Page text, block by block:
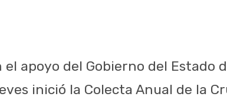
apoyo del Gobierno del Estado
inició la Colecta Anual de la